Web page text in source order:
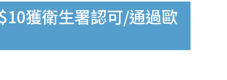
獲衛生署認可/通過歐